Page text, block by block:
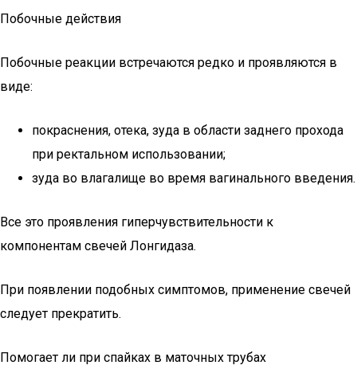
Побочные действия
Побочные реакции встречаются редко и проявляются в
виде:
покраснения, отека, зуда в области заднего прохода
при ректальном использовании;
зуда во влагалище во время вагинального введения.
Все это проявления гиперчувствительности к
компонентам свечей Лонгидаза.
При появлении подобных симптомов, применение свечей
следует прекратить.
Помогает ли при спайках в маточных трубах